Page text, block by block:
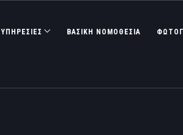
ΥΠΗΡΕΣΙΕΣ ΒΑΣΙΚΉ ΝΟΜΟΘΕΣΊΑ